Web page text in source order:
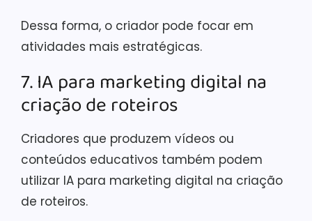
Dessa forma, o criador pode focar em
atividades mais estratégicas.
7. IA para marketing digital na
criação de roteiros
Criadores que produzem vídeos ou
conteúdos educativos também podem
utilizar IA para marketing digital na criação
de roteiros.